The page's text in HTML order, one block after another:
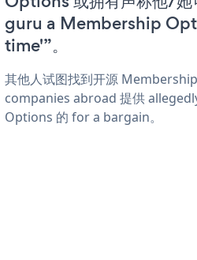
guru a Membership
time'”。
其他人试图找到开源
companies abroad 提供
Options 的 for a bargain。